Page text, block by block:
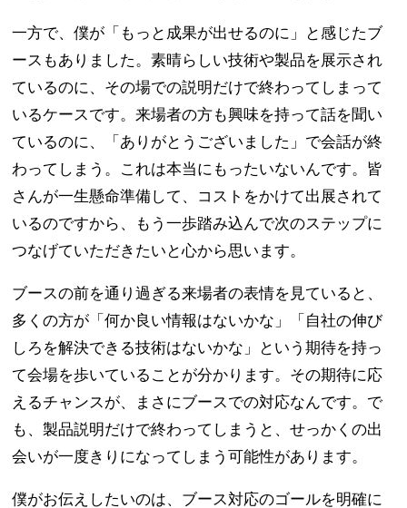
一方で、僕が「もっと成果が出せるのに」と感じたブ
ースもありました。素晴らしい技術や製品を展示され
ているのに、その場での説明だけで終わってしまって
いるケースです。来場者の方も興味を持って話を聞い
ているのに、「ありがとうございました」で会話が終
わってしまう。これは本当にもったいないんです。皆
さんが一生懸命準備して、コストをかけて出展されて
いるのですから、もう一歩踏み込んで次のステップに
つなげていただきたいと心から思います。
ブースの前を通り過ぎる来場者の表情を見ていると、
多くの方が「何か良い情報はないかな」「自社の伸び
しろを解決できる技術はないかな」という期待を持っ
て会場を歩いていることが分かります。その期待に応
えるチャンスが、まさにブースでの対応なんです。で
も、製品説明だけで終わってしまうと、せっかくの出
会いが一度きりになってしまう可能性があります。
僕がお伝えしたいのは、ブース対応のゴールを明確に